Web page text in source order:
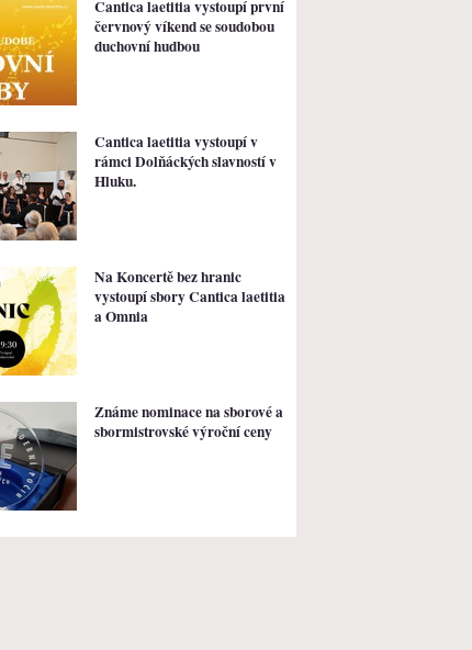
Cantica laetitia vystoupí první
červnový víkend se soudobou
duchovní hudbou
Cantica laetitia vystoupí v
rámci Dolňáckých slavností v
Hluku.
Na Koncertě bez hranic
vystoupí sbory Cantica laetitia
a Omnia
Známe nominace na sborové a
sbormistrovské výroční ceny